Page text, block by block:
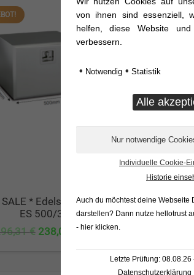
447,44 €386,79 €.
SALE * Edelstahl-Staukasten
ES 500/300/300
€ Ursprünglicher
238,00 €Aktueller
inkl. MwSt.
von ihnen sind essenziell,
helfen, diese Website
verbessern.
• Notwendig • Statistik
Individuelle Cookie-
Historie
Auch du möchtest deine Webseite
darstellen? Dann nutze hellotrust
- hier klicken.
Letzte Prüfung:
Datenschutzerklärung